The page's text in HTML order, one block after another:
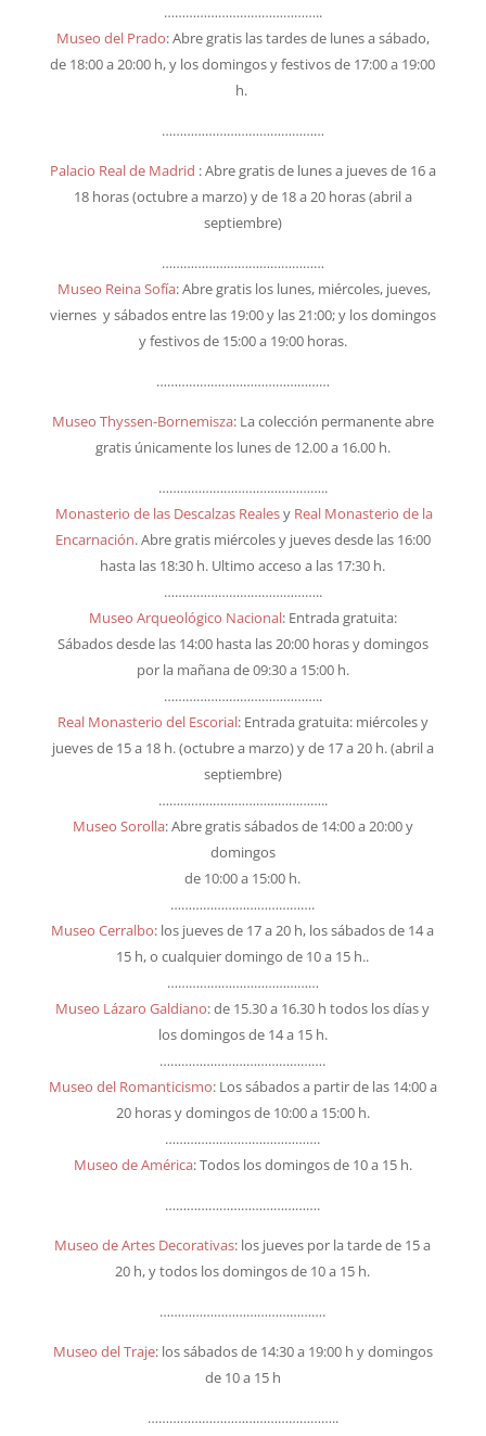
……………………………………..
Museo del Prado: Abre gratis las tardes de lunes a sábado,
de 18:00 a 20:00 h, y los domingos y festivos de 17:00 a 19:00
h.
………………………………………
Palacio Real de Madrid : Abre gratis de lunes a jueves de 16 a
18 horas (octubre a marzo) y de 18 a 20 horas (abril a
septiembre)
………………………………………
Museo Reina Sofía: Abre gratis los lunes, miércoles, jueves,
viernes y sábados entre las 19:00 y las 21:00; y los domingos
y festivos de 15:00 a 19:00 horas.
…………………………………………
Museo Thyssen-Bornemisza: La colección permanente abre
gratis únicamente los lunes de 12.00 a 16.00 h.
………………………………………..
Monasterio de las Descalzas Realesy Real Monasterio de la
Encarnación. Abre gratis miércoles y jueves desde las 16:00
hasta las 18:30 h. Ultimo acceso a las 17:30 h.
……………………………………..
Museo Arqueológico Nacional: Entrada gratuita:
Sábados desde las 14:00 hasta las 20:00 horas y domingos
por la mañana de 09:30 a 15:00 h.
……………………………………..
Real Monasterio del Escorial: Entrada gratuita: miércoles y
jueves de 15 a 18 h. (octubre a marzo) y de 17 a 20 h. (abril a
septiembre)
………………………………………..
Museo Sorolla: Abre gratis sábados de 14:00 a 20:00 y
domingos
de 10:00 a 15:00 h.
………………………………….
Museo Cerralbo: los jueves de 17 a 20 h, los sábados de 14 a
15 h, o cualquier domingo de 10 a 15 h..
……………………………………
Museo Lázaro Galdiano: de 15.30 a 16.30 h todos los días y
los domingos de 14 a 15 h.
……………………………………….
Museo del Romanticismo: Los sábados a partir de las 14:00 a
20 horas y domingos de 10:00 a 15:00 h.
…………………………………….
Museo de América: Todos los domingos de 10 a 15 h.
…………………………………….
Museo de Artes Decorativas: los jueves por la tarde de 15 a
20 h, y todos los domingos de 10 a 15 h.
……………………………………….
Museo del Traje: los sábados de 14:30 a 19:00 h y domingos
de 10 a 15 h
……………………………………………..